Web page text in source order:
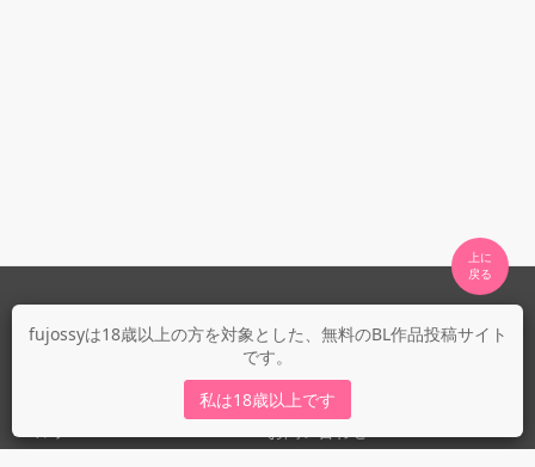
fujossyは18歳以上の方を対象とした、無料のBL作品投稿サイト
です。
私は18歳以上です
上に
fujossyについて
fujossy運営ブログ